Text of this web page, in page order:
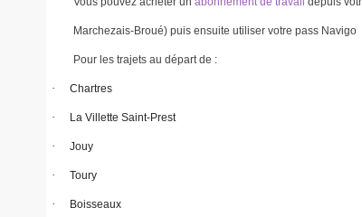
Marchezais-Broué) puis ensuite utiliser votre pass Navigo
Pour les trajets au départ de :
· Chartres
· La Villette Saint-Prest
· Jouy
· Toury
· Boisseaux